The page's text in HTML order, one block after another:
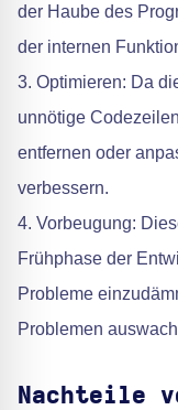
der Haube des
der internen
3. Optimieren: Da
unnötige
entfernen oder
verbessern.
4. Vorbeugung:
Frühphase der
Probleme
Problemen
Nachteile